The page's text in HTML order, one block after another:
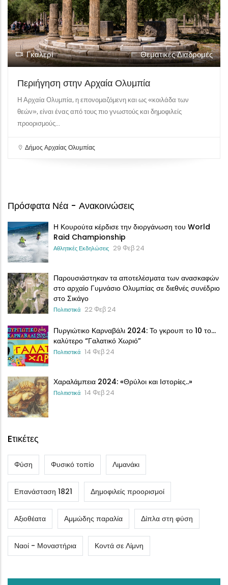
Γκαλερί Θεματικές Διαδρομές
Περιήγηση στην Αρχαία Ολυμπία
Η Αρχαία Ολυμπία, η επονομαζόμενη και ως «κοιλάδα των
θεών», είναι ένας από τους πιο γνωστούς και δημοφιλείς
προορισμούς...
Δήμος Αρχαίας Ολυμπίας
Πρόσφατα Νέα - Ανακοινώσεις
Η Κουρούτα κέρδισε την διοργάνωση του World
Raid Championship
Αθλητικές Εκδηλώσεις 29 Φεβ 24
Παρουσιάστηκαν τα αποτελέσματα των ανασκαφών
στο αρχαίο Γυμνάσιο Ολυμπίας σε διεθνές συνέδριο
στο Σικάγο
Πολιτιστικά 22 Φεβ 24
Πυργιώτικο Καρναβάλι 2024: Το γκρουπ το 10 το…
καλύτερο “Γαλατικό Χωριό”
Πολιτιστικά 14 Φεβ 24
Χαραλάμπεια 2024: «Θρύλοι και Ιστορίες..»
Πολιτιστικά 14 Φεβ 24
Eτικέτες
Φύση Φυσικό τοπίο Λιμανάκι
Επανάσταση 1821 Δημοφιλείς προορισμοί
Αξιοθέατα Αμμώδης παραλία Δίπλα στη φύση
Ναοί - Μοναστήρια Κοντά σε Λίμνη